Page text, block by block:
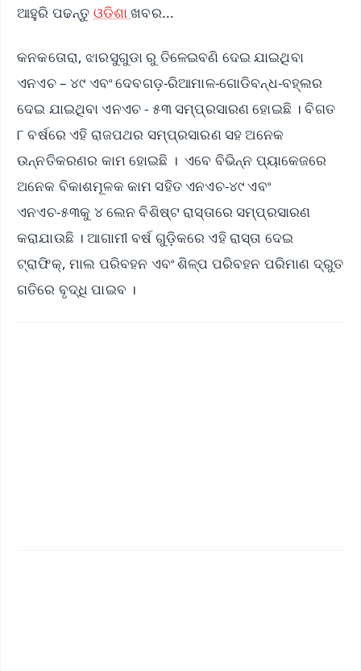
ଆହୁରି ପଢନ୍ତୁ ଓଡିଶାଖବର...
କନକତୋରା, ଝାରସୁଗୁଡା ରୁ ତିଳେଇବଣି ଦେଇ ଯାଇଥିବା
ଏନଏଚ – ୪୯ ଏବଂ ଦେବଗଡ଼-ରିଆମାଳ-ଗୋଡିବନ୍ଧ-ବହ୍ଲର
ଦେଇ ଯାଇଥିବା ଏନଏଚ - ୫୩ ସମ୍ପ୍ରସାରଣ ହୋଇଛି । ବିଗତ
୮ ବର୍ଷରେ ଏହି ରାଜପଥର ସମ୍ପ୍ରସାରଣ ସହ ଅନେକ
ଉନ୍ନତିକରଣର କାମ ହୋଇଛି । ଏବେ ବିଭିନ୍ନ ପ୍ୟାକେଜରେ
ଅନେକ ବିକାଶମୂଳକ କାମ ସହିତ ଏନଏଚ-୪୯ ଏବଂ
ଏନଏଚ-୫୩କୁ ୪ ଲେନ ବିଶିଷ୍ଟ ରାସ୍ତାରେ ସମ୍ପ୍ରସାରଣ
କରାଯାଉଛି । ଆଗାମୀ ବର୍ଷ ଗୁଡ଼ିକରେ ଏହି ରାସ୍ତା ଦେଇ
ଟ୍ରାଫିକ୍, ମାଲ ପରିବହନ ଏବଂ ଶିଳ୍ପ ପରିବହନ ପରିମାଣ ଦ୍ରୁତ
ଗତିରେ ବୃଦ୍ଧି ପାଇବ ।